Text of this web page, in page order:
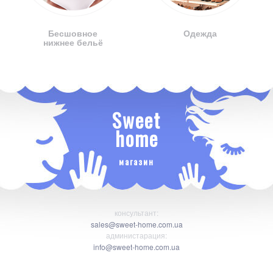
Бесшовное
нижнее бельё
Одежда
Sweet
home
магазин
консультант:
sales@sweet-home.com.ua
администарация:
info@sweet-home.com.ua